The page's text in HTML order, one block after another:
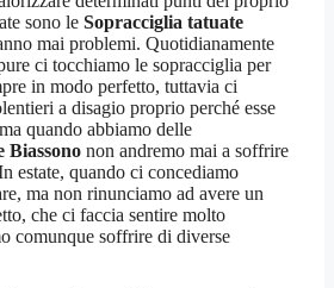
sono le Sopracciglia tatuate
mai problemi. Quotidianamente
ci tocchiamo le sopracciglia per
in modo perfetto, tuttavia ci
a disagio proprio perché esse
quando abbiamo delle
Biassono non andremo mai a soffrire
estate, quando ci concediamo
ma non rinunciamo ad avere un
che ci faccia sentire molto
comunque soffrire di diverse